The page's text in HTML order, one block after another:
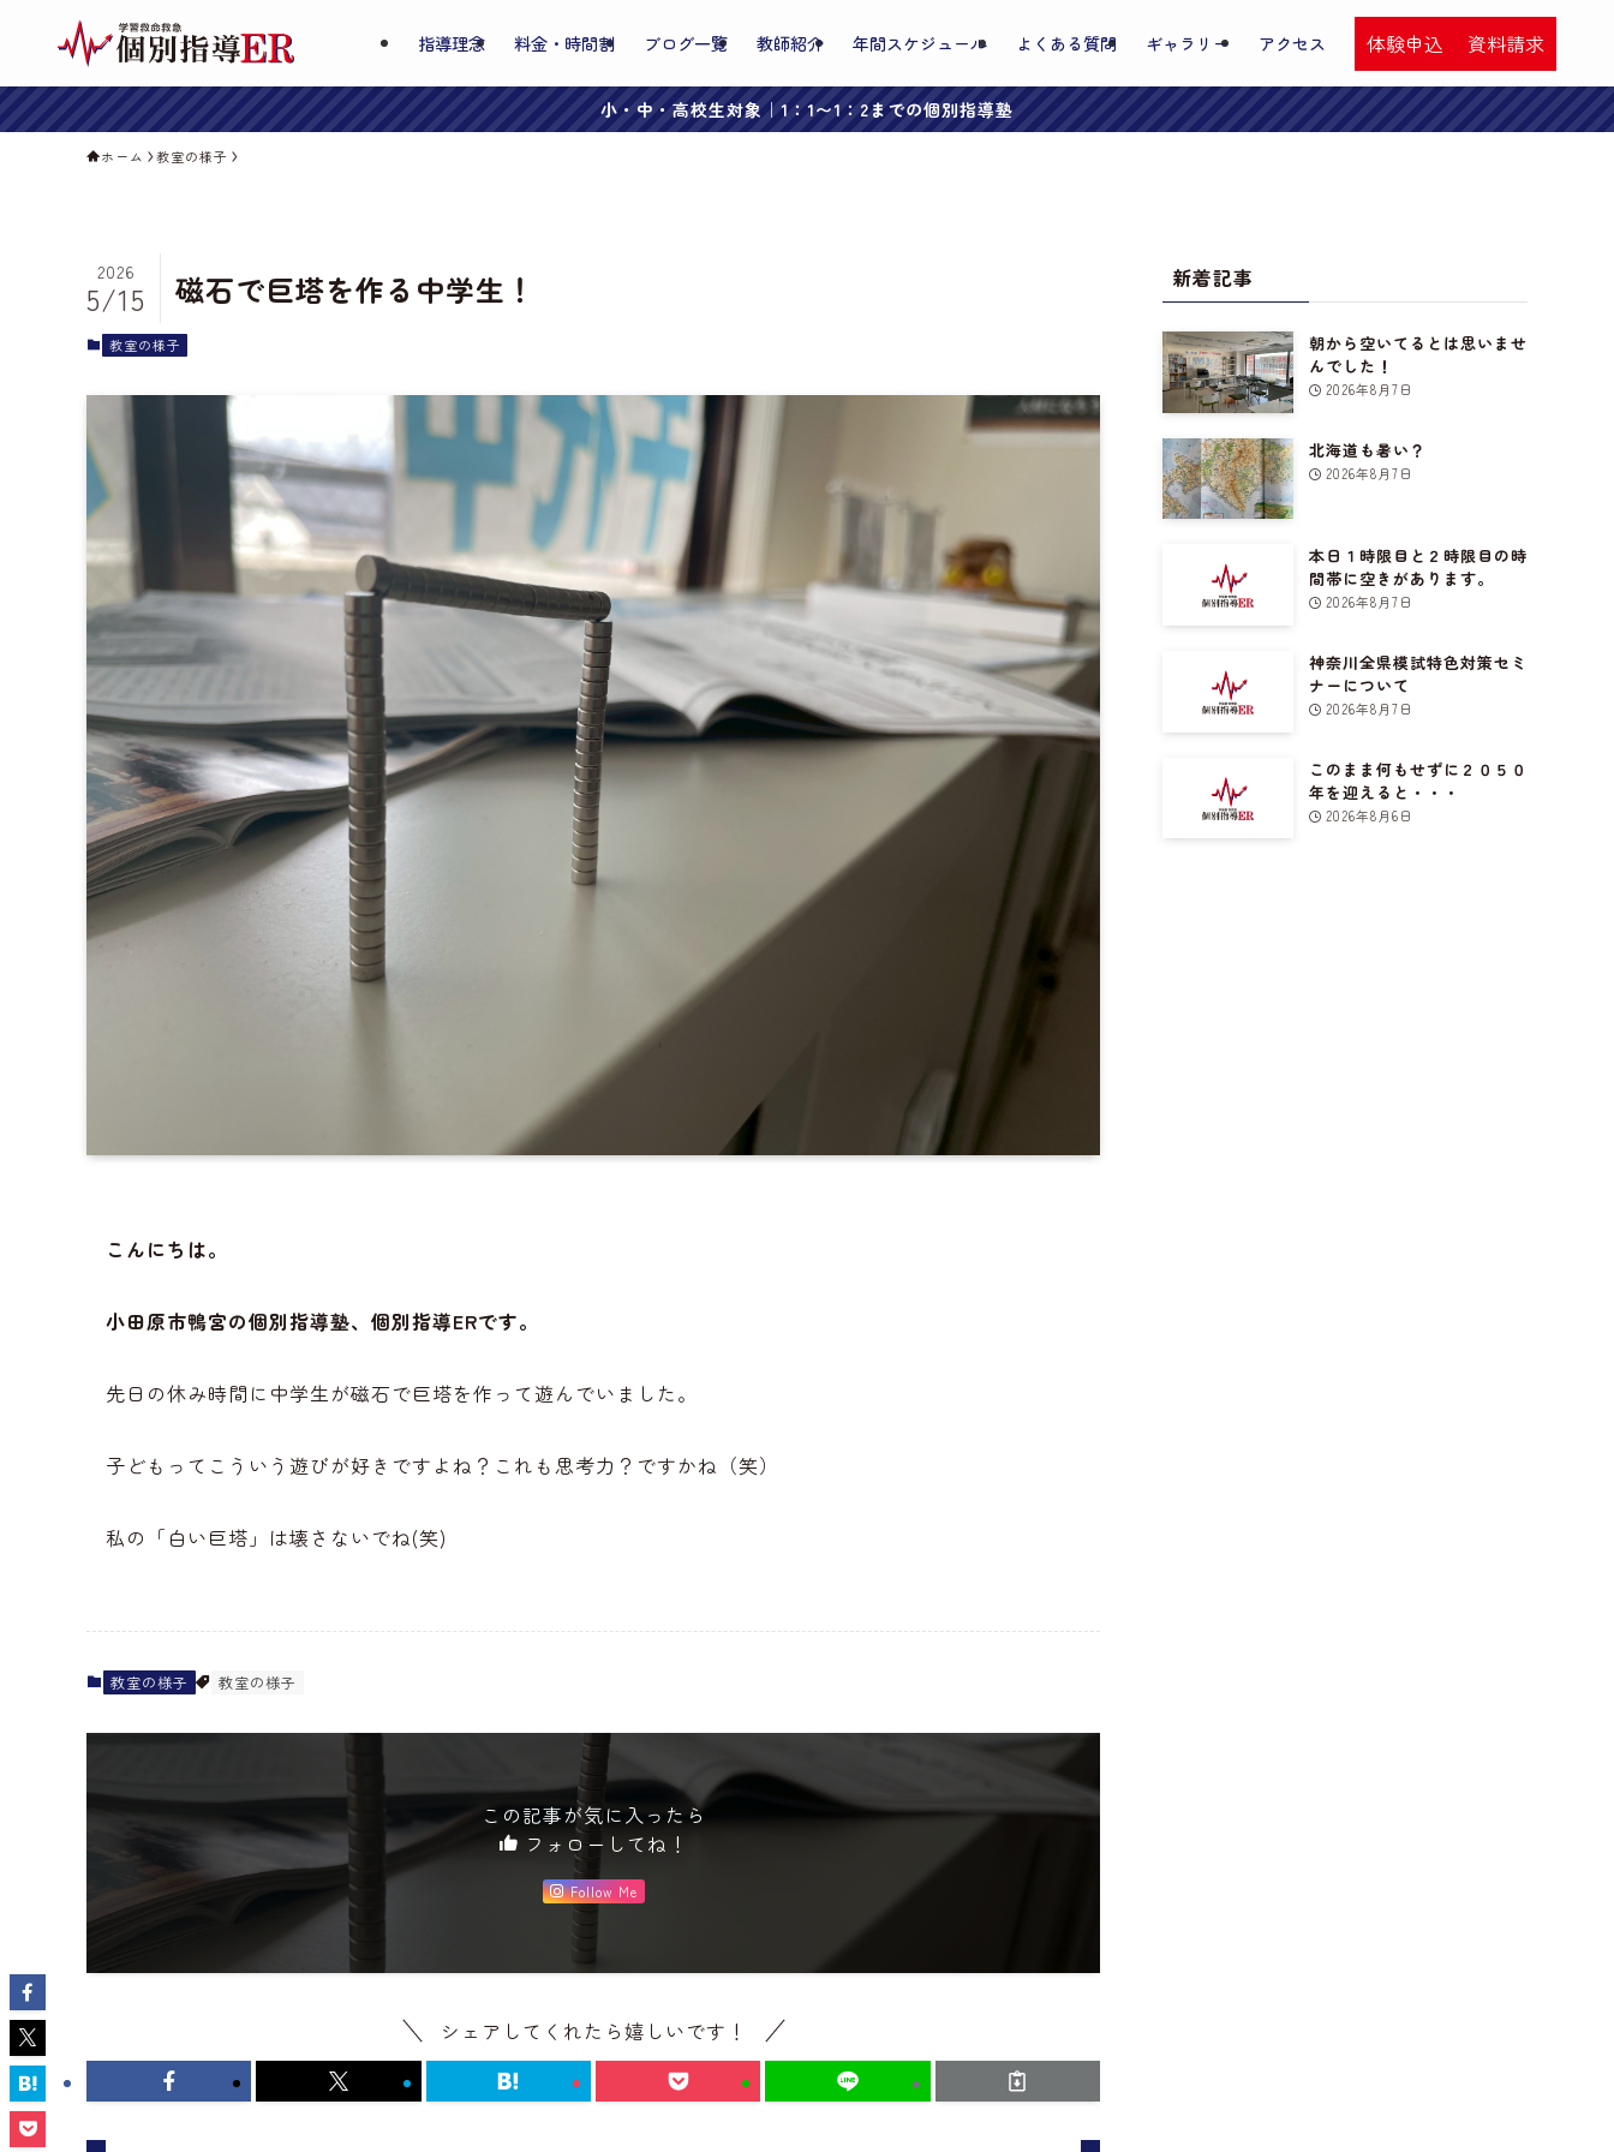
指導理念 料金・時間割 ブログ一覧 教師紹介 年間スケジュール よくある質問 ギャラリー アクセス 体験申込 資料請求
小・中・高校生対象｜1：1〜1：2までの個別指導塾
ホーム 教室の様子
磁石で巨塔を作る中学生！
2026
5/15
教室の様子
こんにちは。
小田原市鴨宮の個別指導塾、個別指導ERです。
先日の休み時間に中学生が磁石で巨塔を作って遊んでいました。
子どもってこういう遊びが好きですよね？これも思考力？ですかね（笑）
私の「白い巨塔」は壊さないでね(笑)
教室の様子 教室の様子
この記事が気に入ったら
フォローしてね！
Follow Me
シェアしてくれたら嬉しいです！
新着記事
朝から空いてるとは思いませ
んでした！
2026年8月7日
北海道も暑い？
2026年8月7日
本日１時限目と２時限目の時
間帯に空きがあります。
2026年8月7日
神奈川全県模試特色対策セミ
ナーについて
2026年8月7日
このまま何もせずに２０５０
年を迎えると・・・
2026年8月6日